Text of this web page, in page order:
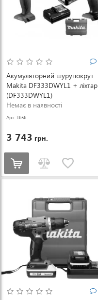
Акумуляторний шурупокрут
Makita DF333DWYL1 + ліхтар
(DF333DWYL1)
Немає в наявності
Арт: 1656
3 743 грн.